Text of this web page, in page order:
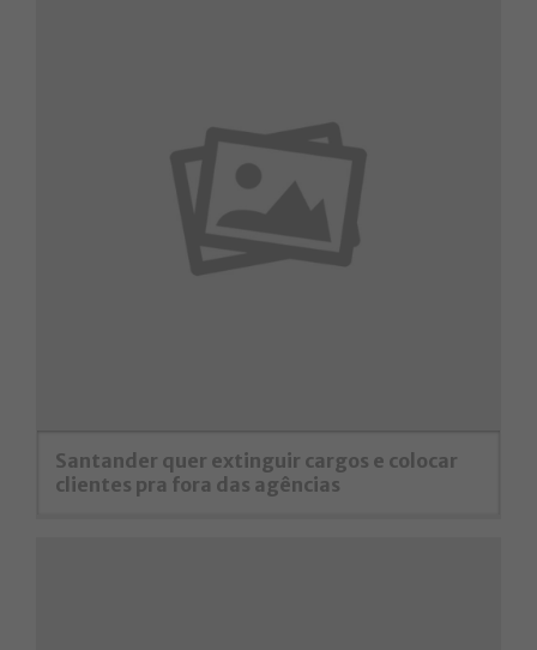
Santander quer extinguir cargos e colocar
clientes pra fora das agências